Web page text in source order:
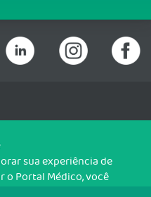
DF - CEP: 70200-760 -
sua experiência de
o Portal Médico, você